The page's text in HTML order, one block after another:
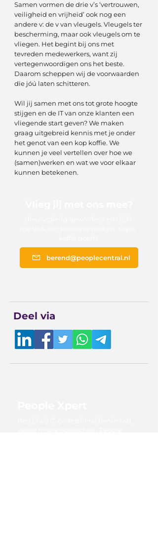
Samen vormen de drie v’s ‘vertrouwen,
veiligheid en vrijheid’ ook nog een
andere v: de v van vleugels. Vleugels ter
bescherming, maar ook vleugels om te
vliegen. Het begint bij ons met
tevreden medewerkers, want zij
vertegenwoordigen ons het beste.
Daarom scheppen wij de voorwaarden
die jóú laten schitteren.
Wil jij samen met ons tot grote hoogte
stijgen en de IT van onze klanten een
vliegende start geven? We maken
graag uitgebreid kennis met je onder
het genot van een kop koffie. We
kunnen je veel vertellen over hoe we
(samen)werken en wat we voor elkaar
kunnen betekenen.
berend@peoplecentral.nl
Deel via